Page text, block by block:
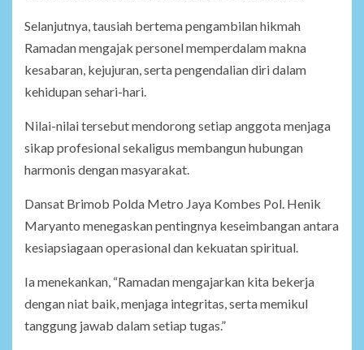
Selanjutnya, tausiah bertema pengambilan hikmah
Ramadan mengajak personel memperdalam makna
kesabaran, kejujuran, serta pengendalian diri dalam
kehidupan sehari-hari.
Nilai-nilai tersebut mendorong setiap anggota menjaga
sikap profesional sekaligus membangun hubungan
harmonis dengan masyarakat.
Dansat Brimob Polda Metro Jaya Kombes Pol. Henik
Maryanto menegaskan pentingnya keseimbangan antara
kesiapsiagaan operasional dan kekuatan spiritual.
Ia menekankan, “Ramadan mengajarkan kita bekerja
dengan niat baik, menjaga integritas, serta memikul
tanggung jawab dalam setiap tugas.”